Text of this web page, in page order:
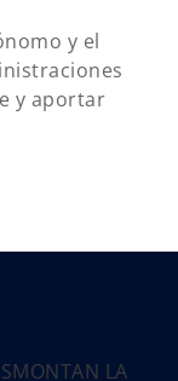
y el
y aportar
LA